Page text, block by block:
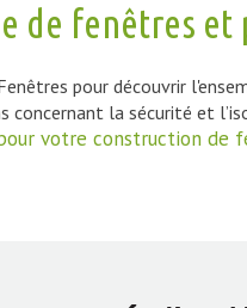
de fenêtres et
pour découvrir
concernant la sécurité et
votre construction de